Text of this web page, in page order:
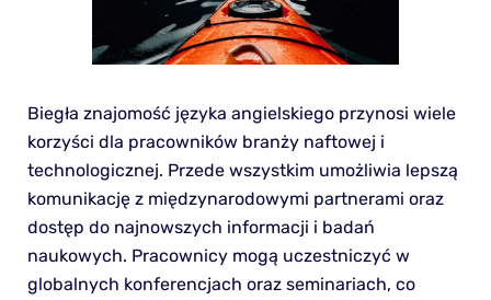
Biegła znajomość języka angielskiego przynosi wiele
korzyści dla pracowników branży naftowej i
technologicznej. Przede wszystkim umożliwia lepszą
komunikację z międzynarodowymi partnerami oraz
dostęp do najnowszych informacji i badań
naukowych. Pracownicy mogą uczestniczyć w
globalnych konferencjach oraz seminariach, co